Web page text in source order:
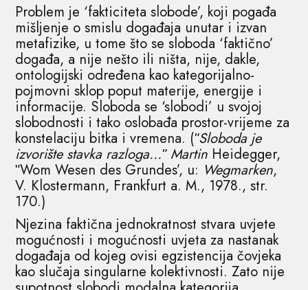
Problem je ‘fakticiteta slobode’, koji pogađa
mišljenje o smislu događaja unutar i izvan
metafizike, u tome što se sloboda ‘faktično’
događa, a nije nešto ili ništa, nije, dakle,
ontologijski određena kao kategorijalno-
pojmovni sklop poput materije, energije i
informacije. Sloboda se ‘slobodi’ u svojoj
slobodnosti i tako oslobađa prostor-vrijeme za
konstelaciju bitka i vremena. (ʺSloboda je
izvorište stavka razloga…ʺ Martin Heidegger,
ʺWom Wesen des Grundes’, u: Wegmarken,
V. Klostermann, Frankfurt a. M., 1978., str.
170.)
Njezina faktična jednokratnost stvara uvjete
mogućnosti i mogućnosti uvjeta za nastanak
događaja od kojeg ovisi egzistencija čovjeka
kao slučaja singularne kolektivnosti. Zato nije